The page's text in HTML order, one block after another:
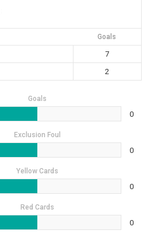
Goals
7
2
Goals
0
Exclusion Foul
0
Yellow Cards
0
Red Cards
0